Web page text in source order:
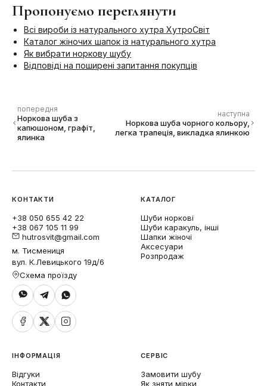
Пропонуємо переглянути
Всі вироби із натурального хутра ХутроСвіт
Каталог жіночих шапок із натурального хутра
Як вибрати норкову шубу
Відповіді на поширені запитання покупців
попередня
Норкова шуба з
капюшоном, графіт,
ялинка
наступна
Норкова шуба чорного кольору,
легка трапеція, викладка ялинкою
КОНТАКТИ
+38 050 655 42 22
+38 067 105 11 99
hutrosvit@gmail.com
м. Тисмениця
вул. К.Левицького 19д/6
Схема проїзду
КАТАЛОГ
Шуби норкові
Шуби каракуль, інші
Шапки жіночі
Аксесуари
Розпродаж
ІНФОРМАЦІЯ
Відгуки
Контакти
СЕРВІС
Замовити шубу
Як зняти мірки